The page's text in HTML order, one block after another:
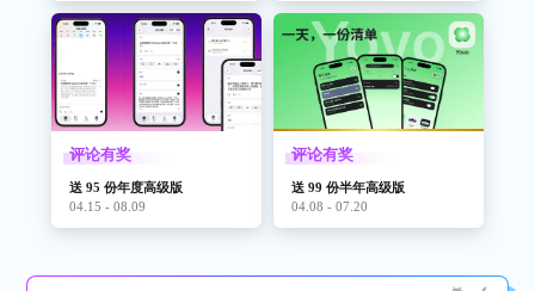
评论有奖
送 95 份年度高级版
04.15 - 08.09
评论有奖
送 99 份半年高级版
04.08 - 07.20